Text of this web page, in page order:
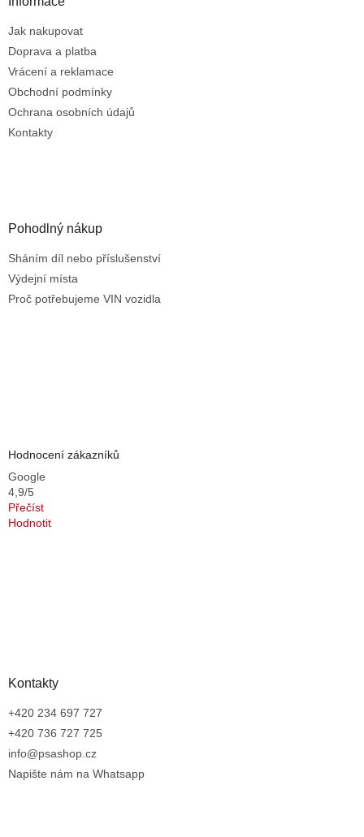
Jak nakupovat
Doprava a platba
Vrácení a reklamace
Obchodní podmínky
Ochrana osobních údajů
Kontakty
Pohodlný nákup
Sháním díl nebo příslušenství
Výdejní místa
Proč potřebujeme VIN vozidla
Hodnocení zákazníků
Google
4,9/5
Přečíst
Hodnotit
Kontakty
+420 234 697 727
+420 736 727 725
info@psashop.cz
Napište nám na Whatsapp